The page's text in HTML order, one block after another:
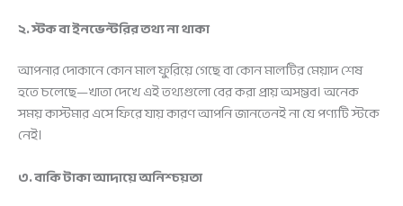
২. স্টক বা ইনভেন্টরির তথ্য না থাকা
আপনার দোকানে কোন মাল ফুরিয়ে গেছে বা কোন মালটির মেয়াদ শেষ
হতে চলেছে—খাতা দেখে এই তথ্যগুলো বের করা প্রায় অসম্ভব। অনেক
সময় কাস্টমার এসে ফিরে যায় কারণ আপনি জানতেনই না যে পণ্যটি স্টকে
নেই।
৩. বাকি টাকা আদায়ে অনিশ্চয়তা